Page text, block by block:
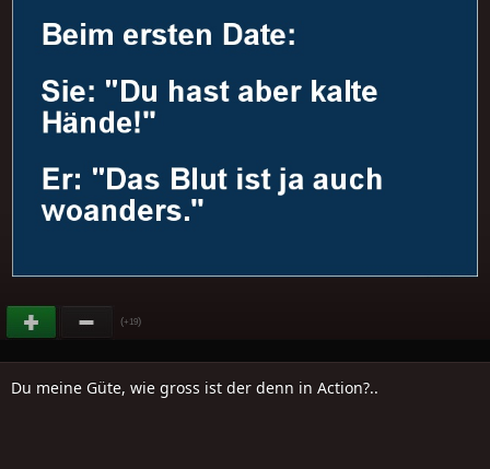
(+19)
Du meine Güte, wie gross ist der denn in Action?..